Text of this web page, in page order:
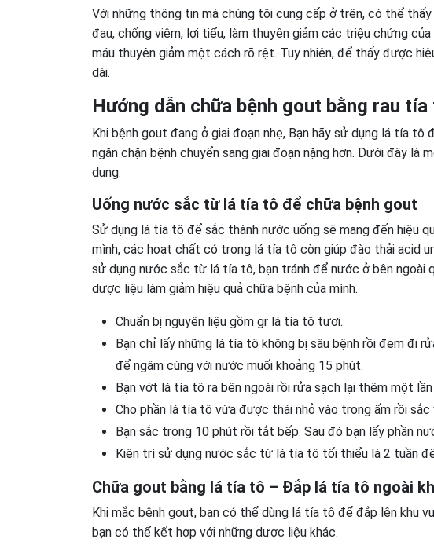
Với những thông tin mà chúng tôi cung cấp ở trên, có thể
đau, chống viêm, lợi tiểu, làm thuyên giảm các triệu chứng
máu thuyên giảm một cách rõ rệt. Tuy nhiên, để thấy được
dài.
Hướng dẫn chữa bệnh gout bằng rau tía
Khi bệnh gout đang ở giai đoạn nhẹ, Bạn hãy sử dụng lá tía
ngăn chặn bệnh chuyển sang giai đoạn nặng hơn. Dưới đây
dụng:
Uống nước sắc từ lá tía tô để chữa bệnh gout
Sử dụng lá tía tô để sắc thành nước uống sẽ mang đến hiệu
mình, các hoạt chất có trong lá tía tô còn giúp đào thải acid
sử dụng nước sắc từ lá tía tô, bạn tránh để nước ở bên
dược liệu làm giảm hiệu quả chữa bệnh của mình.
Chuẩn bị nguyên liệu gồm gr lá tía tô tươi.
Bạn chỉ lấy những lá tía tô không bị sâu bệnh rồi đem đi
để ngâm cùng với nước muối khoảng 15 phút.
Bạn vớt lá tía tô ra bên ngoài rồi rửa sạch lại thêm một
Cho phần lá tía tô vừa được thái nhỏ vào trong ấm rồi
Bạn sắc trong 10 phút rồi tắt bếp. Sau đó bạn lấy phần
Kiên trì sử dụng nước sắc từ lá tía tô tối thiểu là 2 tuần
Chữa gout bằng lá tía tô – Đắp lá tía tô ngoài
Khi mắc bệnh gout, bạn có thể dùng lá tía tô để đắp lên khu
bạn có thể kết hợp với những dược liệu khác.